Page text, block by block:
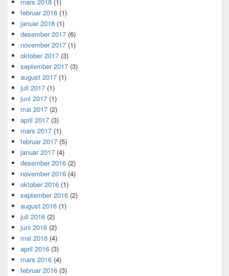
februar 2018 (1)
januar 2018 (1)
desember 2017 (6)
november 2017 (1)
oktober 2017 (3)
september 2017 (3)
august 2017 (1)
juli 2017 (1)
juni 2017 (1)
mai 2017 (2)
april 2017 (3)
mars 2017 (1)
februar 2017 (5)
januar 2017 (4)
desember 2016 (2)
november 2016 (4)
oktober 2016 (1)
september 2016 (2)
august 2016 (1)
juli 2016 (2)
juni 2016 (2)
mai 2016 (4)
april 2016 (3)
mars 2016 (4)
februar 2016 (3)